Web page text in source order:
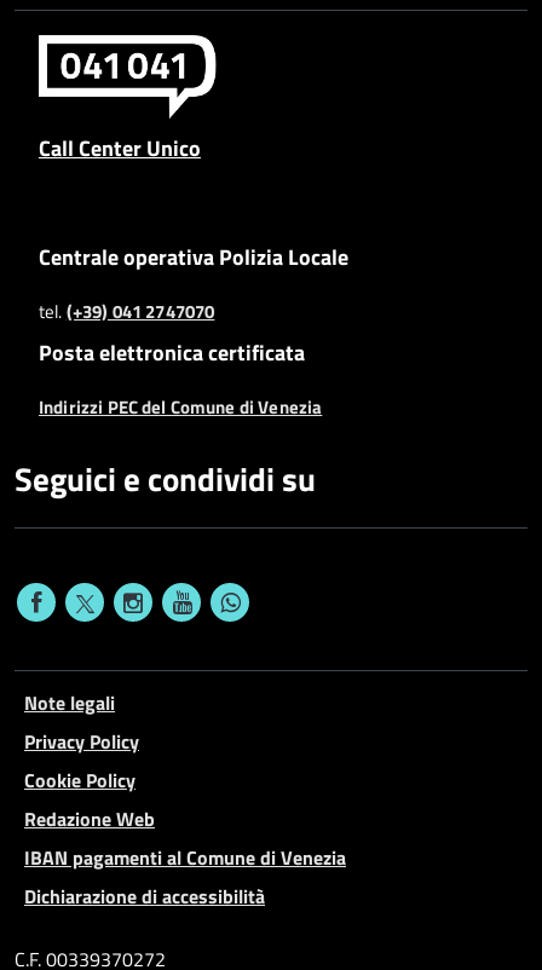
Call Center Unico
Centrale operativa Polizia Locale
tel.(+39) 041 2747070
Posta elettronica certificata
Indirizzi PEC del Comune di Venezia
Seguici e condividi su
Note legali
Privacy Policy
Cookie Policy
Redazione Web
IBAN pagamenti al Comune di Venezia
Dichiarazione di accessibilità
C.F. 00339370272